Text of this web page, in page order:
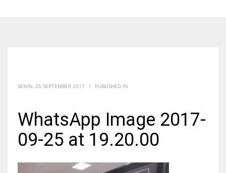
SENIN, 25 SEPTEMBER 2017 / PUBLISHED IN
WhatsApp Image 2017-
09-25 at 19.20.00